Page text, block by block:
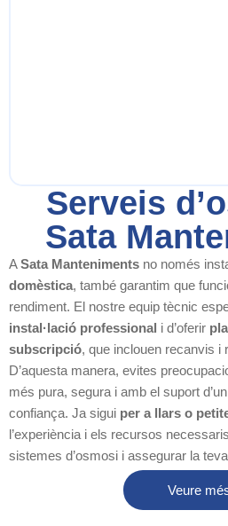
Serveis
Sata
ASata Manteniments no només
domèstica, també garantim que
rendiment. El nostre equip tècnic
instal·lació professional i d’oferir
subscripció, que inclouen recanvis i
D’aquesta manera, evites
més pura, segura i amb el suport
confiança. Ja sigui per a llars o
l’experiència i els recursos
sistemes d’osmosi i assegurar la
Veure